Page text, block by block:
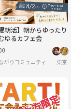
朝活】朝からゆったり
ゆるカフェ会
がりコミュニティ 東京